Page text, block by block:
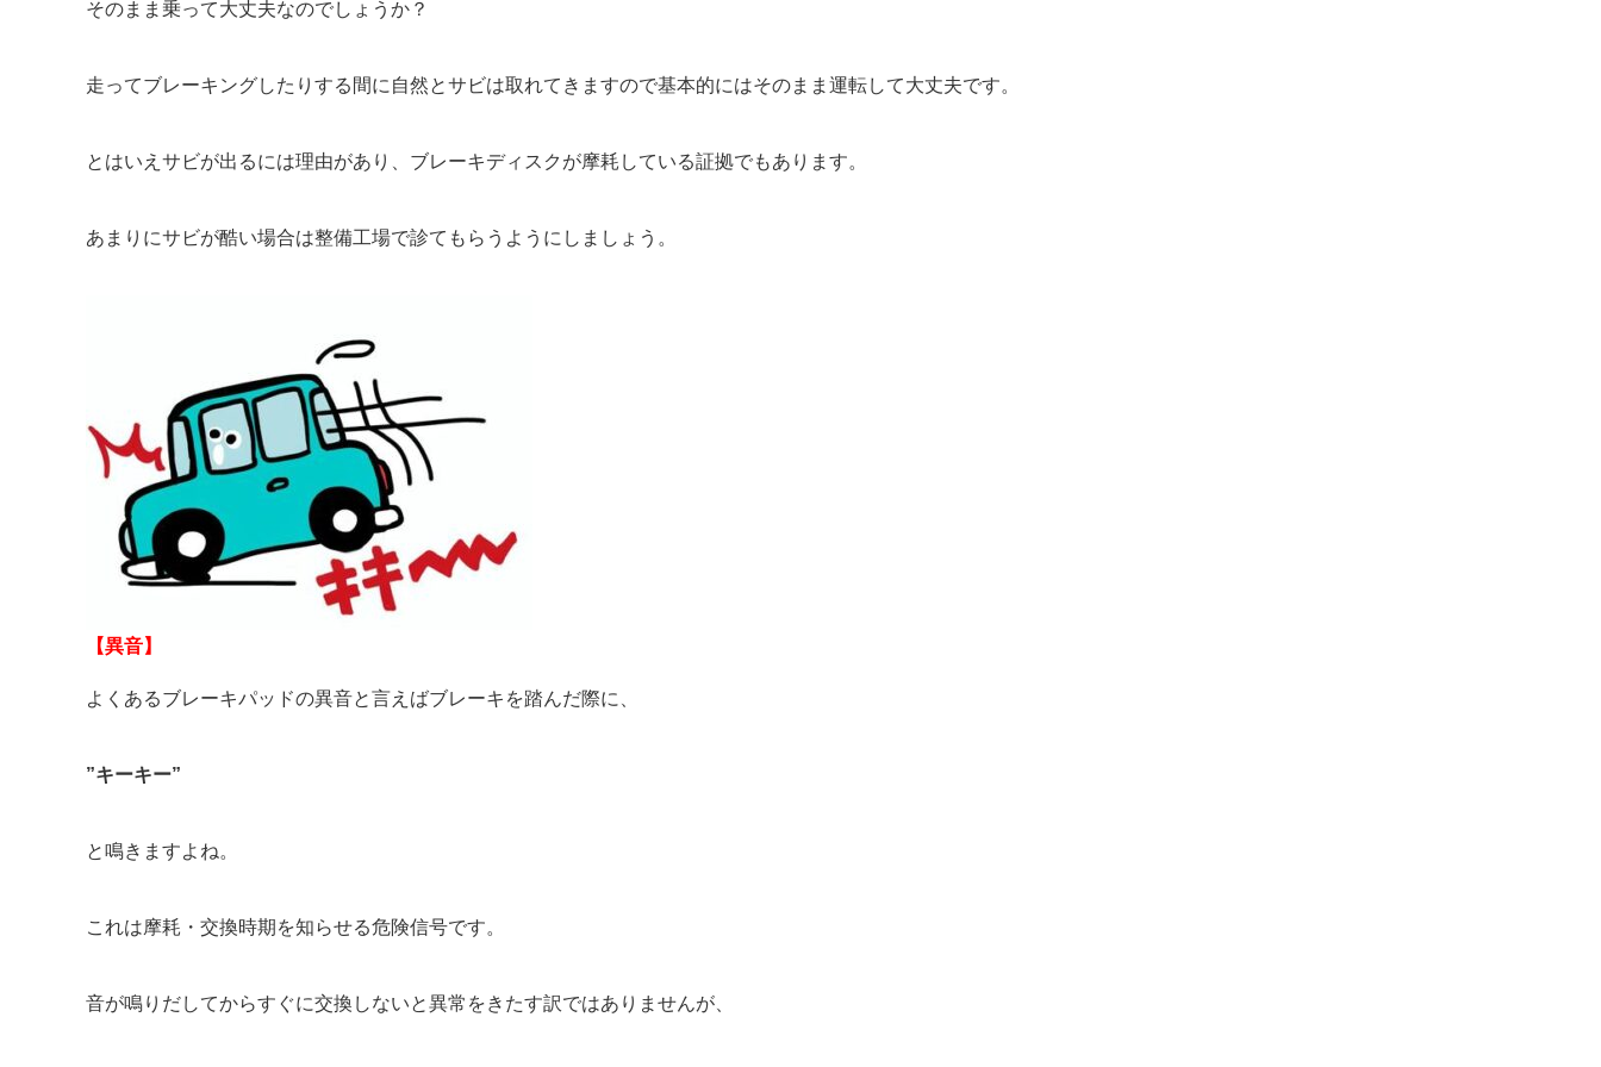
そのまま乗って大丈夫なのでしょうか？
走ってブレーキングしたりする間に自然とサビは取れてきますので基本的にはそのまま運転して大丈夫です。
とはいえサビが出るには理由があり、ブレーキディスクが摩耗している証拠でもあります。
あまりにサビが酷い場合は整備工場で診てもらうようにしましょう。
【異音】
よくあるブレーキパッドの異音と言えばブレーキを踏んだ際に、
”キーキー”
と鳴きますよね。
これは摩耗・交換時期を知らせる危険信号です。
音が鳴りだしてからすぐに交換しないと異常をきたす訳ではありませんが、